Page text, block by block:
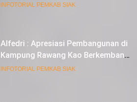
INFOTORIAL PEMKAB SIAK
Alfedri : Apresiasi Pembangunan di
Kampung Rawang Kao Berkembang
Pesat
INFOTORIAL PEMKAB SIAK